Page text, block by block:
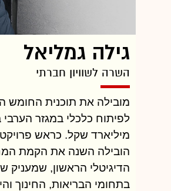
גילה גמליאל
השרה לשוויון חברתי
מובילה את תוכנית החומש
מיליארד שקל. כראש פרויקט
הובילה השנה את הקמת
הדיגיטלי הראשון, שמעניק
בתחומי הבריאות, החינוך